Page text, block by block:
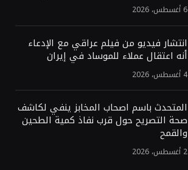
6 أغسطس، 2026
انتشار فيديو من فيلم عراقي مع الإدعاء
أنه اعتقال عملاء للموساد في إيران
4 أغسطس، 2026
المتحدث باسم اصحاب المخابز ينفي لكاشف
صحة التصريح حول قرب نفاذ كمية الطحين
والقمح
2 أغسطس، 2026